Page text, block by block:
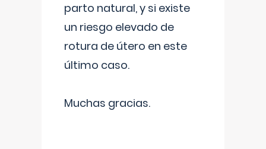
parto natural, y si existe
un riesgo elevado de
rotura de útero en este
último caso.
Muchas gracias.